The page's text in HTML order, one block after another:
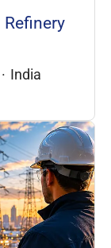
· India